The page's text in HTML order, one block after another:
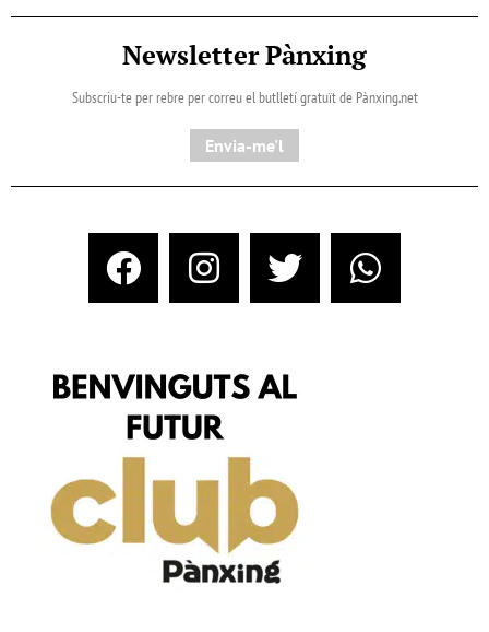
Newsletter Pànxing
Subscriu-te per rebre per correu el butlletí gratuït de Pànxing.net​
Envia-me'l